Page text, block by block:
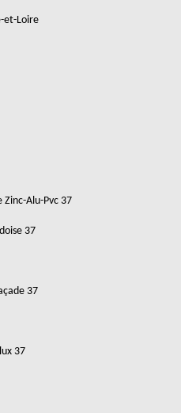
et-Loire
Alu-Pvc 37
37
37
37